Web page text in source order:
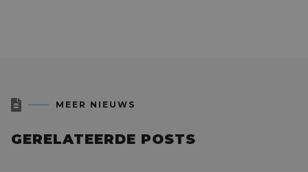
 MEER NIEUWS
GERELATEERDE POSTS